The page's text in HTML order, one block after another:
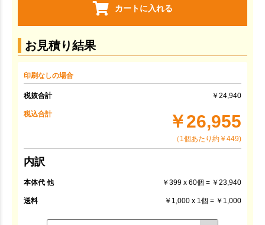
カートに入れる
お見積り結果
印刷なしの場合
税抜合計 ￥24,940
税込合計 ￥26,955
（1個あたり約￥449)
内訳
本体代 他 ￥399 x 60個 = ￥23,940
送料 ￥1,000 x 1個 = ￥1,000